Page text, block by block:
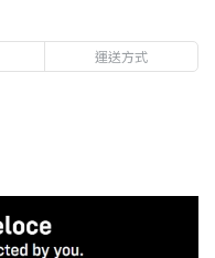
運送方式